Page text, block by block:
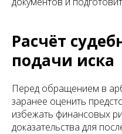
Расчёт
подачи иска
Перед обращением в
заранее оценить
избежать финансовых
доказательства для